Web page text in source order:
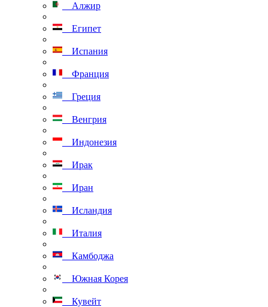
Алжир
Египет
Испания
Франция
Греция
Венгрия
Индонезия
Ирак
Иран
Исландия
Италия
Камбоджа
Южная Корея
Кувейт